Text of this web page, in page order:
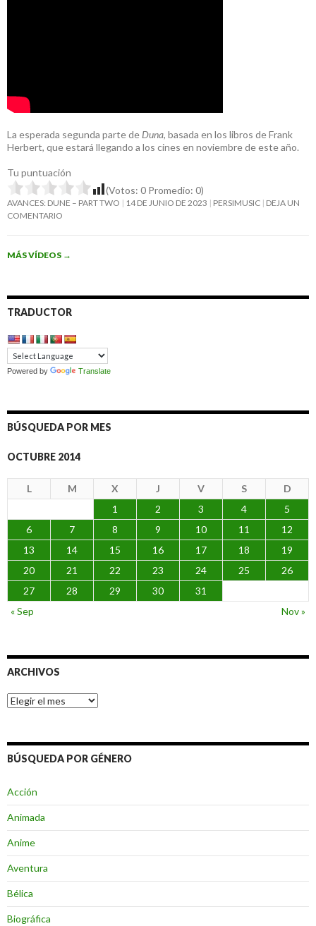
La esperada segunda parte de Duna, basada en los libros de Frank
Herbert, que estará llegando a los cines en noviembre de este año.
Tu puntuación
(Votos: 0 Promedio: 0)
AVANCES: DUNE – PART TWO 14 DE JUNIO DE 2023 PERSIMUSIC DEJA UN
COMENTARIO
MÁS VÍDEOS →
TRADUCTOR
Powered by Translate
BÚSQUEDA POR MES
OCTUBRE 2014
L M X J V S
D
1
2 3 4
5
6
7 8 9 10 11
12
13
14 15 16 17 18
19
20
21 22 23 24 25
26
27
28 29 30
31
« Sep
Nov »
ARCHIVOS
Archivos
BÚSQUEDA POR GÉNERO
Acción
Animada
Anime
Aventura
Bélica
Biográfica